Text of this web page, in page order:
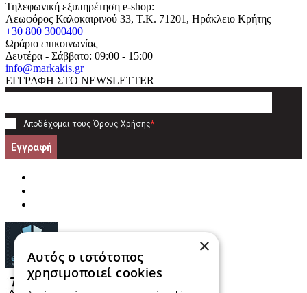
Τηλεφωνική εξυπηρέτηση e-shop:
Λεωφόρος Καλοκαιρινού 33, T.K. 71201, Ηράκλειο Κρήτης
+30 800 3000400
Ωράριο επικοινωνίας
Δευτέρα - Σάββατο: 09:00 - 15:00
info@markakis.gr
ΕΓΓΡΑΦΗ ΣΤΟ NEWSLETTER
Αποδέχομαι τους Όρους Χρήσης*
Εγγραφή
×
Αυτός ο ιστότοπος
χρησιμοποιεί cookies